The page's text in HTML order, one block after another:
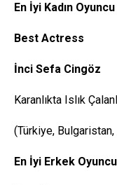
En İyi Kadın Oyuncu
Best Actress
İnci Sefa Cingöz
Karanlıkta Islık
(Türkiye,
En İyi Erkek Oyuncu